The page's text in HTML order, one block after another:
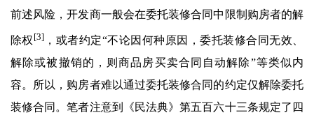
前述风险，开发商一般会在委托装修合同中限制购房者的解
除权 [3]，或者约定“不论因何种原因，委托装修合同无效、
解除或被撤销的，则商品房买卖合同自动解除”等类似内
容。所以，购房者难以通过委托装修合同的约定仅解除委托
装修合同。笔者注意到《民法典》第五百六十三条规定了四